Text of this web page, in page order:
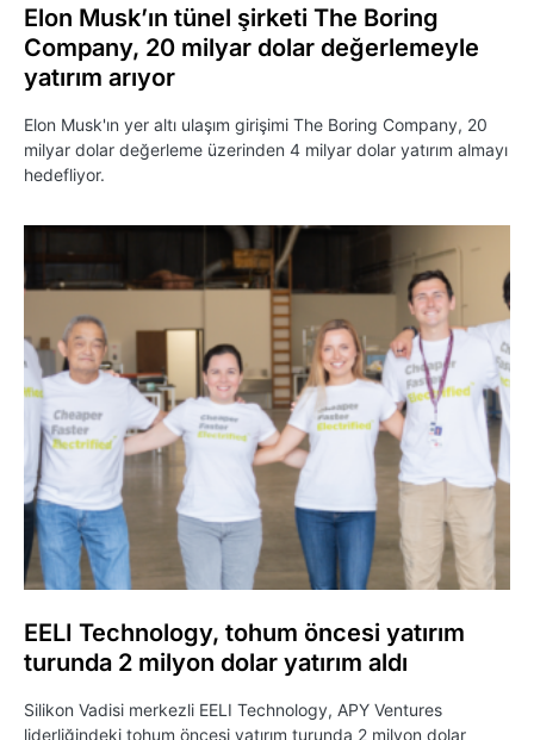
Elon Musk’ın tünel şirketi The Boring
Company, 20 milyar dolar değerlemeyle
yatırım arıyor
Elon Musk'ın yer altı ulaşım girişimi The Boring Company, 20
milyar dolar değerleme üzerinden 4 milyar dolar yatırım almayı
hedefliyor.
EELI Technology, tohum öncesi yatırım
turunda 2 milyon dolar yatırım aldı
Silikon Vadisi merkezli EELI Technology, APY Ventures
liderliğindeki tohum öncesi yatırım turunda 2 milyon dolar